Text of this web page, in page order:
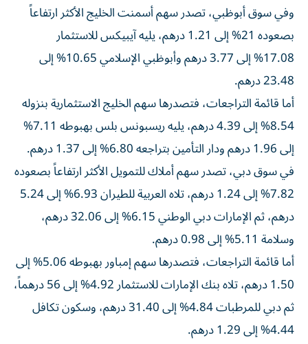
وفي سوق أبوظبي، تصدر سهم أسمنت الخليج الأكثر ارتفاعاً
بصعوده 21% إلى 1.21 درهم، يليه آيبيكس للاستثمار
17.08% إلى 3.77 درهم وأبوظبي الإسلامي 10.65% إلى
23.48 درهم.
أما قائمة التراجعات، فتصدرها سهم الخليج الاستثمارية بنزوله
8.54% إلى 4.39 درهم، يليه ريسبونس بلس بهبوطه 7.11%
إلى 1.96 درهم ودار التأمين بتراجعه 6.80% إلى 1.37 درهم.
في سوق دبي، تصدر سهم أملاك للتمويل الأكثر ارتفاعاً بصعوده
7.82% إلى 1.24 درهم، تلاه العربية للطيران 6.93% إلى 5.24
درهم، ثم الإمارات دبي الوطني 6.15% إلى 32.06 درهم،
وسلامة 5.11% إلى 0.98 درهم.
أما قائمة التراجعات، فتصدرها سهم إمباور بهبوطه 5.06% إلى
1.50 درهم، تلاه بنك الإمارات للاستثمار 4.92% إلى 56 درهماً،
ثم دبي للمرطبات 4.84% إلى 31.40 درهم، وسكون تكافل
4.44% إلى 1.29 درهم.